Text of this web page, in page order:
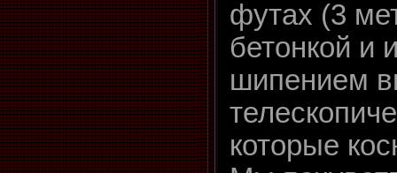
футах (3
бетонкой и
шипением
которые